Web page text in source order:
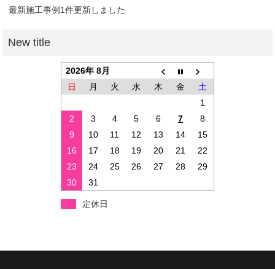
最新施工事例1件更新しました
2026年 8月
日
月 火 水 木 金
土
1
2
3 4 5 6 7
8
9
10 11 12 13 14
15
16
17 18 19 20 21
22
23
24 25 26 27 28
29
30
31
定休日